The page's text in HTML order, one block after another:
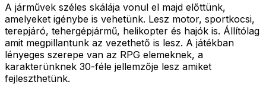
A járművek széles skálája vonul el majd előttünk,
amelyeket igénybe is vehetünk. Lesz motor, sportkocsi,
terepjáró, tehergépjármű, helikopter és hajók is. Állítólag
amit megpillantunk az vezethető is lesz. A játékban
lényeges szerepe van az RPG elemeknek, a
karakterünknek 30-féle jellemzője lesz amiket
fejleszthetünk.